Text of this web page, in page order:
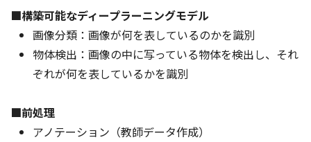
■構築可能なディープラーニングモデル
画像分類：画像が何を表しているのかを識別
物体検出：画像の中に写っている物体を検出し、それ
ぞれが何を表しているかを識別
■前処理
アノテーション（教師データ作成）